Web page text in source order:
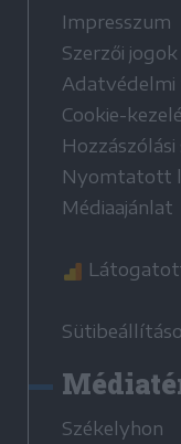
Impresszum
Szerzői jogok
Cookie-
Nyomtatott
Médiaajánlat
Székelyhon